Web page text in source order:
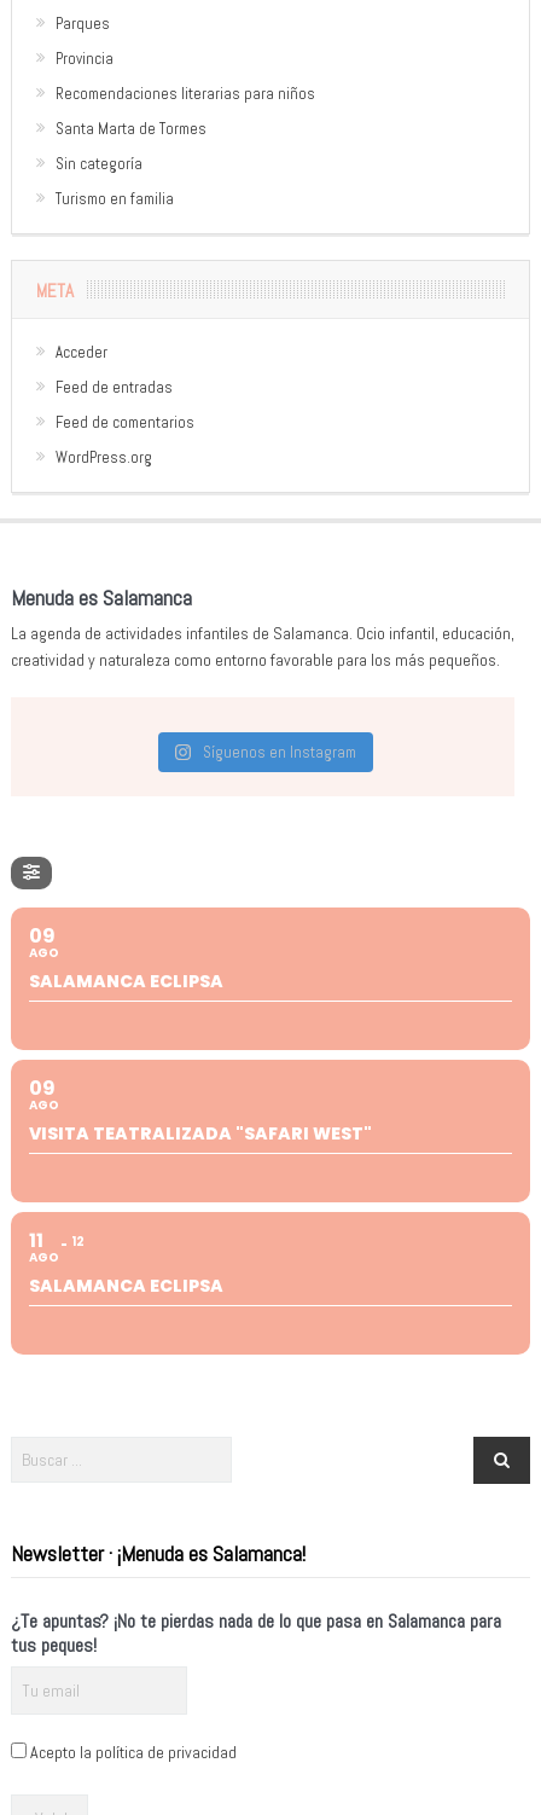
Parques
Provincia
Recomendaciones literarias para niños
Santa Marta de Tormes
Sin categoría
Turismo en familia
META
Acceder
Feed de entradas
Feed de comentarios
WordPress.org
Menuda es Salamanca
La agenda de actividades infantiles de Salamanca. Ocio infantil, educación,
creatividad y naturaleza como entorno favorable para los más pequeños.
Síguenos en Instagram
09
AGO
SALAMANCA ECLIPSA
09
AGO
VISITA TEATRALIZADA "SAFARI WEST"
11
AGO
12
SALAMANCA ECLIPSA
Newsletter · ¡Menuda es Salamanca!
¿Te apuntas? ¡No te pierdas nada de lo que pasa en Salamanca para
tus peques!
Acepto la política de privacidad